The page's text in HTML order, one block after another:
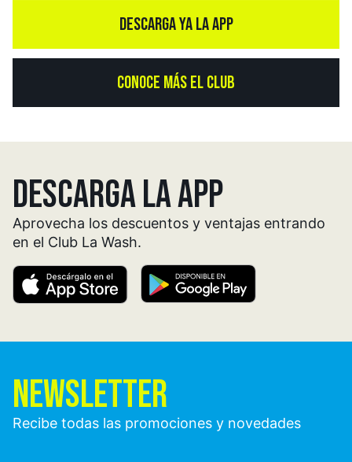
DESCARGA YA LA APP
CONOCE MÁS EL CLUB
DESCARGA LA APP
Aprovecha los descuentos y ventajas entrando
en el Club La Wash.
NEWSLETTER
Recibe todas las promociones y novedades